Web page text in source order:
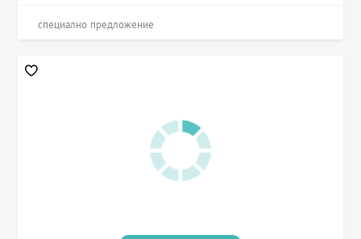
специално предложение